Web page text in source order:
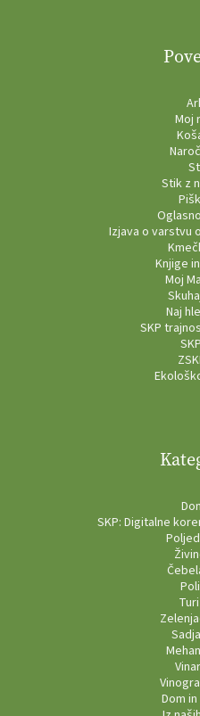
Moj
Stik z
Izjava o varstvu
Knjige
Moj
Naj
SKP
SKP: Digitalne
Dom